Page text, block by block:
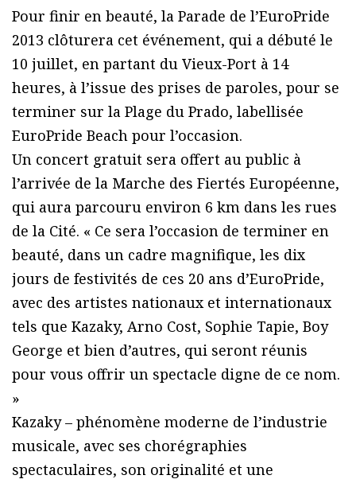
Pour finir en beauté, la Parade de l’EuroPride
2013 clôturera cet événement, qui a débuté le
10 juillet, en partant du Vieux-Port à 14
heures, à l’issue des prises de paroles, pour se
terminer sur la Plage du Prado, labellisée
EuroPride Beach pour l’occasion.
Un concert gratuit sera offert au public à
l’arrivée de la Marche des Fiertés Européenne,
qui aura parcouru environ 6 km dans les rues
de la Cité. « Ce sera l’occasion de terminer en
beauté, dans un cadre magnifique, les dix
jours de festivités de ces 20 ans d’EuroPride,
avec des artistes nationaux et internationaux
tels que Kazaky, Arno Cost, Sophie Tapie, Boy
George et bien d’autres, qui seront réunis
pour vous offrir un spectacle digne de ce nom.
»
Kazaky – phénomène moderne de l’industrie
musicale, avec ses chorégraphies
spectaculaires, son originalité et une